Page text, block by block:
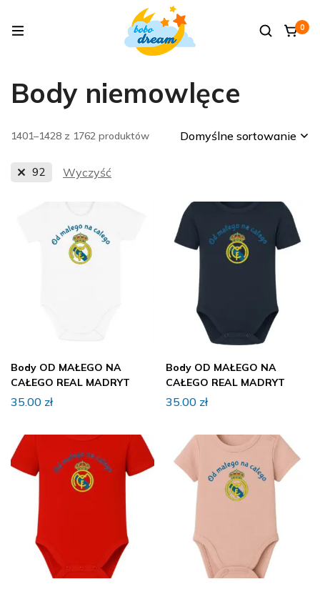
0
Body niemowlęce
1401–1428 z 1762 produktów Domyślne sortowanie
92 Wyczyść
Body OD MAŁEGO NA
CAŁEGO REAL MADRYT
35.00 zł
Body OD MAŁEGO NA
CAŁEGO REAL MADRYT
35.00 zł